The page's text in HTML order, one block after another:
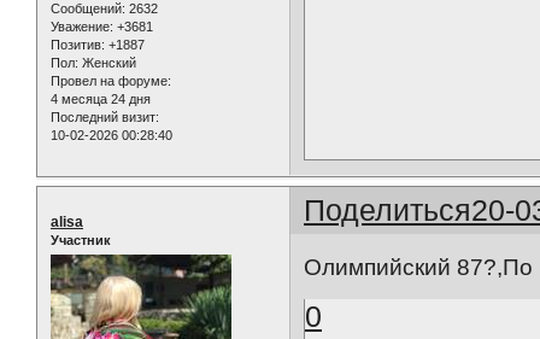
Сообщений: 2632
Уважение: +3681
Позитив: +1887
Пол: Женский
Провел на форуме:
4 месяца 24 дня
Последний визит:
10-02-2026 00:28:40
Поделиться20-
alisa
Участник
Олимпийский 87?,По
0